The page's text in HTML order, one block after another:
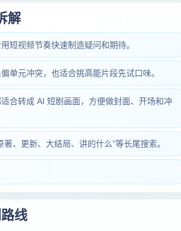
解
短视频节奏快速制造疑问和期待。
单元冲突，也适合挑高能片段先试口味。
合转成 AI 短剧画面，方便做封面、开场和冲
、更新、大结局、讲的什么”等长尾搜索。
线